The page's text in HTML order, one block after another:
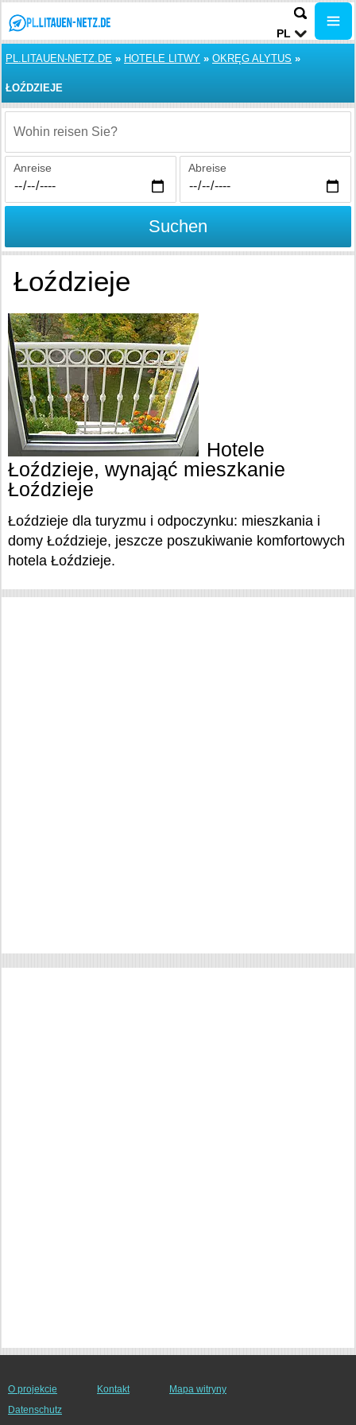
PL
PL.LITAUEN-NETZ.DE » HOTELE LITWY » OKRĘG ALYTUS »
ŁOŹDZIEJE
Wohin reisen Sie?
Anreise Abreise
Suchen
Łoździeje
Hotele
Łoździeje, wynająć mieszkanie
Łoździeje
Łoździeje dla turyzmu i odpoczynku: mieszkania i
domy Łoździeje, jeszcze poszukiwanie komfortowych
hotela Łoździeje.
O projekcie Kontakt
Mapa witryny
Datenschutz